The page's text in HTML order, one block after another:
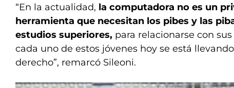
“En la actualidad, la computadora no es un
herramienta que necesitan los pibes y las
estudios superiores, para relacionarse con
cada uno de estos jóvenes hoy se está
derecho”, remarcó Sileoni.